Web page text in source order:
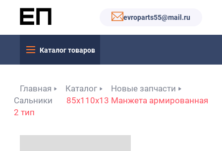
evroparts55@mail.ru
Каталог товаров
Главная Каталог
Новые запчасти
Сальники
85x110x13 Манжета армированная
2 тип